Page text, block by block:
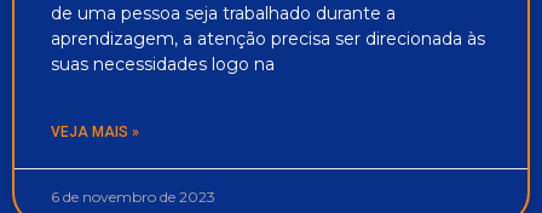
de uma pessoa seja trabalhado durante a
aprendizagem, a atenção precisa ser direcionada às
suas necessidades logo na
VEJA MAIS »
6 de novembro de 2023